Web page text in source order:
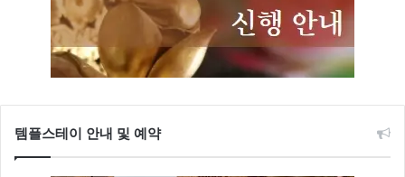
템플스테이 안내 및 예약